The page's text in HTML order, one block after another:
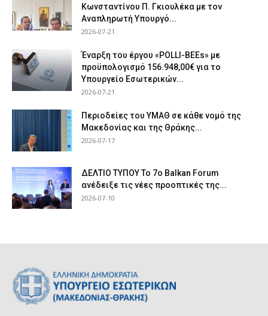
Κωνσταντίνου Π. Γκιουλέκα με τον
Αναπληρωτή Υπουργό...
2026-07-21
Έναρξη του έργου «POLLI-BEEs» με
προϋπολογισμό 156.948,00€ για το
Υπουργείο Εσωτερικών...
2026-07-21
Περιοδείες του ΥΜΑΘ σε κάθε νομό της
Μακεδονίας και της Θράκης...
2026-07-17
ΔΕΛΤΙΟ ΤΥΠΟΥ Το 7ο Balkan Forum
ανέδειξε τις νέες προοπτικές της...
2026-07-10